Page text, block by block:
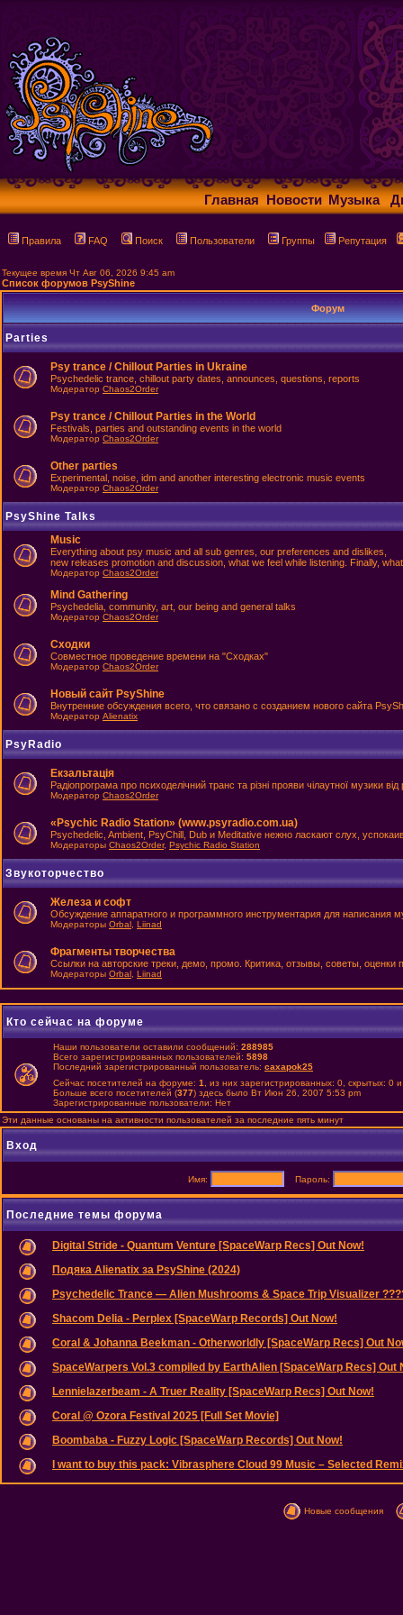
Главная Новости Музыка
Правила FAQ Поиск Пользователи Группы Репутация
Текущее время Чт Авг 06, 2026 9:45 am
Список форумов PsyShine
Форум
Parties
Psy trance / Chillout Parties in Ukraine
Psychedelic trance, chillout party dates, announces, questions, reports
Модератор Chaos2Order
Psy trance / Chillout Parties in the World
Festivals, parties and outstanding events in the world
Модератор Chaos2Order
Other parties
Experimental, noise, idm and another interesting electronic music events
Модератор Chaos2Order
PsyShine Talks
Music
Everything about psy music and all sub genres, our preferences and dislikes,
new releases promotion and discussion, what we feel while listening. Finally,
Модератор Chaos2Order
Mind Gathering
Psychedelia, community, art, our being and general talks
Модератор Chaos2Order
Сходки
Совместное проведение времени на "Сходках"
Модератор Chaos2Order
Новый сайт PsyShine
Внутренние обсуждения всего, что связано с созданием нового сайта
Модератор Alienatix
PsyRadio
Екзальтація
Радіопрограма про психоделічний транс та різні прояви чілаутної музики
Модератор Chaos2Order
«Psychic Radio Station» (www.psyradio.com.ua)
Psychedelic, Ambient, PsyChill, Dub и Meditative нежно ласкают слух,
Модераторы Chaos2Order, Psychic Radio Station
Звукоторчество
Железа и софт
Обсуждение аппаратного и программного инструментария для написания
Модераторы Orbal Liinad
Фрагменты творчества
Ссылки на авторские треки, демо, промо. Критика, отзывы, советы, оценки
Модераторы Orbal Liinad
Кто сейчас на форуме
Наши пользователи оставили сообщений: 288985
Всего зарегистрированных пользователей: 5898
Последний зарегистрированный пользователь: caxapok25
Сейчас посетителей на форуме: 1
, из них зарегистрированных: 0, скрытых:
Больше всего посетителей (377) здесь было Вт Июн 26, 2007 5:53 pm
Зарегистрированные пользователи: Нет
Эти данные основаны на активности пользователей за последние пять минут
Вход
Имя: Пароль:
Последние темы форума
Digital Stride - Quantum Venture [SpaceWarp Recs] Out Now!
Подяка Alienatix за PsyShine (2024)
Psychedelic Trance — Alien Mushrooms & Space Trip Visualizer
Shacom Delia - Perplex [SpaceWarp Records] Out Now!
Coral & Johanna Beekman - Otherworldly [SpaceWarp Recs] Out
SpaceWarpers Vol.3 compiled by EarthAlien [SpaceWarp Recs] Out
Lennielazerbeam - A Truer Reality [SpaceWarp Recs] Out Now!
Coral @ Ozora Festival 2025 [Full Set Movie]
Boombaba - Fuzzy Logic [SpaceWarp Records] Out Now!
I want to buy this pack: Vibrasphere Cloud 99 Music – Selected
Новые сообщения